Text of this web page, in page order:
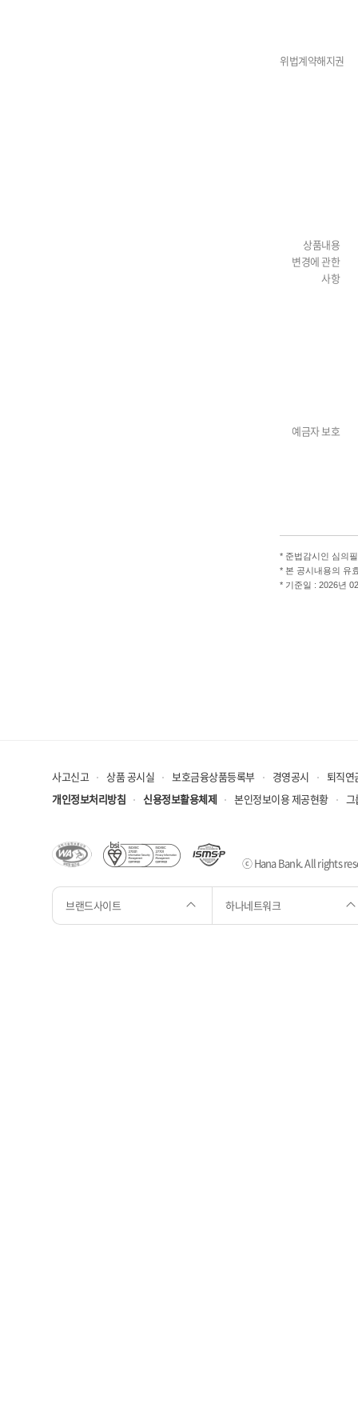
위법계약해지권
상품내용
변경에 관한
사항
예금자 보호
* 준법감시인 심의
* 본 공시내용의 유
* 기준일 : 2026년
사고신고 상품 공시실 보호금융상품등록부 경영공시
퇴직연
개인정보처리방침
신용정보활용체제 본인정보이용 제공현황 그
ⓒ Hana Bank. All rights
브랜드사이트 하나네트워크